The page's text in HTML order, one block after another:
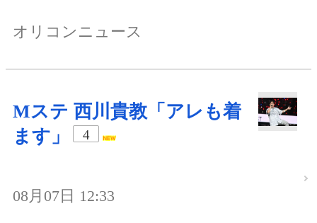
オリコンニュース
Mステ 西川貴教「アレも着
ます」
4
08月07日 12:33